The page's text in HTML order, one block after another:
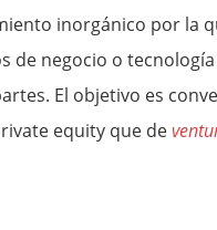
inorgánico por la
de negocio o
El objetivo es
equity que de